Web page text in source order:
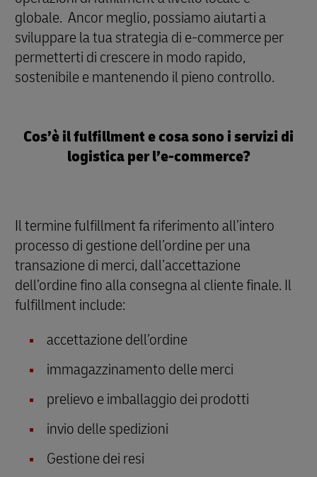
globale. Ancor meglio, possiamo aiutarti a
sviluppare la tua strategia di e-commerce per
permetterti di crescere in modo rapido,
sostenibile e mantenendo il pieno controllo.
Cos’è il fulfillment e cosa sono i servizi di
logistica per l’e-commerce?
Il termine fulfillment fa riferimento all’intero
processo di gestione dell’ordine per una
transazione di merci, dall’accettazione
dell’ordine fino alla consegna al cliente finale. Il
fulfillment include:
accettazione dell’ordine
immagazzinamento delle merci
prelievo e imballaggio dei prodotti
invio delle spedizioni
Gestione dei resi